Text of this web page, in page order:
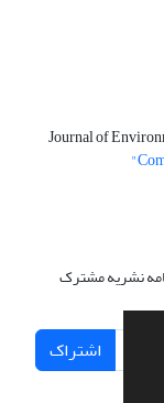
Journal of
نشریه مشترک
اشتراک